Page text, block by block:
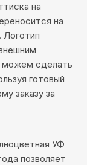
на
на
Логотип
можем сделать
готовый
заказу за
УФ
позволяет